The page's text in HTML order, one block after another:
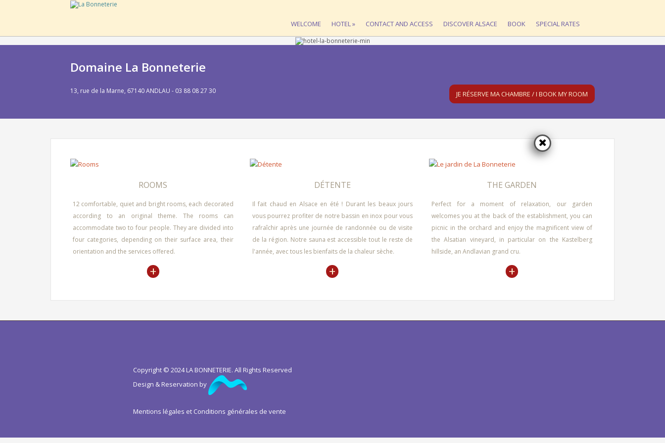
WELCOME HOTEL» CONTACT AND ACCESS DISCOVER ALSACE BOOK SPECIAL RATES
Domaine La Bonneterie
JE RÉSERVE MA CHAMBRE / I BOOK MY ROOM
13, rue de la Marne, 67140 ANDLAU - 03 88 08 27 30
ROOMS
12 comfortable, quiet and bright rooms, each decorated
according to an original theme. The rooms can
accommodate two to four people. They are divided into
four categories, depending on their surface area, their
orientation and the services offered.
+
DÉTENTE
Il fait chaud en Alsace en été ! Durant les beaux jours
vous pourrez profiter de notre bassin en inox pour vous
rafraîchir après une journée de randonnée ou de visite
de la région. Notre sauna est accessible tout le reste de
l'année, avec tous les bienfaits de la chaleur sèche.
+
THE GARDEN
Perfect for a moment of relaxation, our garden
welcomes you at the back of the establishment, you can
picnic in the orchard and enjoy the magnificent view of
the Alsatian vineyard, in particular on the Kastelberg
hillside, an Andlavian grand cru.
+
Copyright © 2024 LA BONNETERIE. All Rights Reserved
Design & Reservation by
Mentions légales et Conditions générales de vente